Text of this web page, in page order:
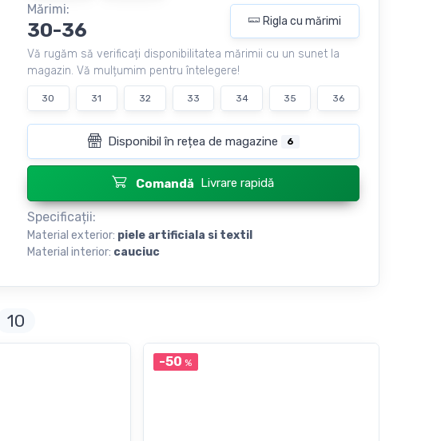
Mărimi:
30-36 Rigla cu mărimi
Vă rugăm să verificați disponibilitatea mărimii cu un sunet la
magazin. Vă mulțumim pentru întelegere!
30 31 32 33 34 35 36
Disponibil în rețea de magazine 6
Comandă Livrare rapidă
Specificații:
Material exterior: piele artificiala si textil
Material interior: cauciuc
10
-50 %